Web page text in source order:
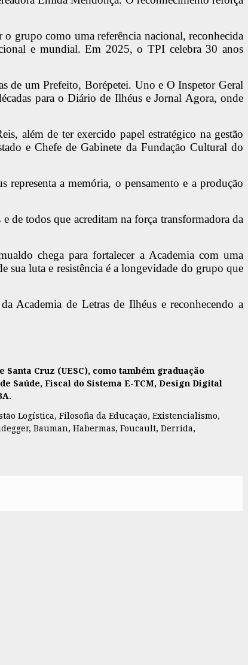
grupo como uma referência nacional, reconhecida
e mundial. Em 2025, o TPI celebra 30 anos
de um Prefeito, Borépetei. Uno e O Inspetor Geral
para o Diário de Ilhéus e Jornal Agora, onde
além de ter exercido papel estratégico na gestão
e Chefe de Gabinete da Fundação Cultural do
representa a memória, o pensamento e a produção
de todos que acreditam na força transformadora da
chega para fortalecer a Academia com uma
sua luta e resistência é a longevidade do grupo que
Academia de Letras de Ilhéus e reconhecendo a
Cruz (UESC), como também graduação
Saúde, Fiscal do Sistema E-TCM, Design Digital
Logística, Filosofia da Educação, Existencialismo,
Bauman, Habermas, Foucault, Derrida,